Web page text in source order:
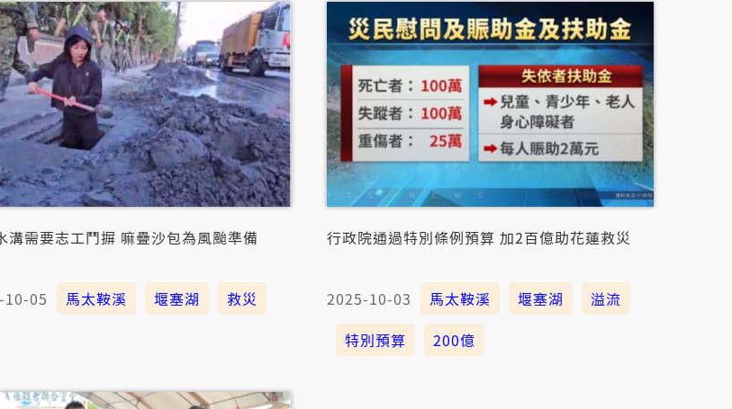
溝需要志工鬥摒 嘛疊沙包為風颱準備
10-05 馬太鞍溪 堰塞湖 救災
行政院通過特別條例預算 加2百億助花蓮救災
2025-10-03 馬太鞍溪 堰塞湖
溢流
特別預算
200億